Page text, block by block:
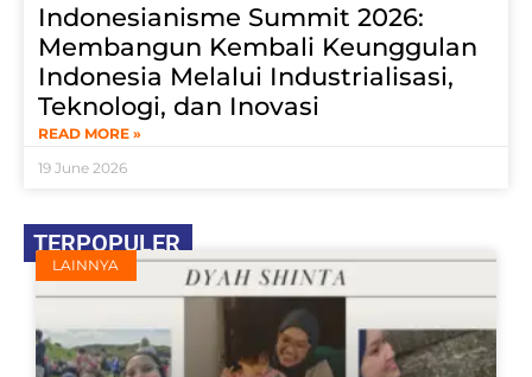
Indonesianisme Summit 2026:
Membangun Kembali Keunggulan
Indonesia Melalui Industrialisasi,
Teknologi, dan Inovasi
READ MORE »
19 June 2026
TERPOPULER
LAINNYA